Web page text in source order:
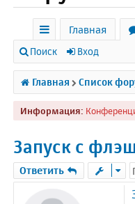
с
ы
л
к
Главная
Поиск Вход
Главная Список
Информация:
Запуск с
Ответить